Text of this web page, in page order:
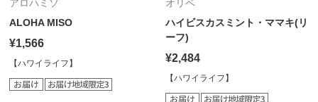
アロハミソ
ALOHA MISO
¥1,566
【ハワイライフ】
オリベ
ハイビスカスミント・ママキ(リ
ーフ)
¥2,484
【ハワイライフ】